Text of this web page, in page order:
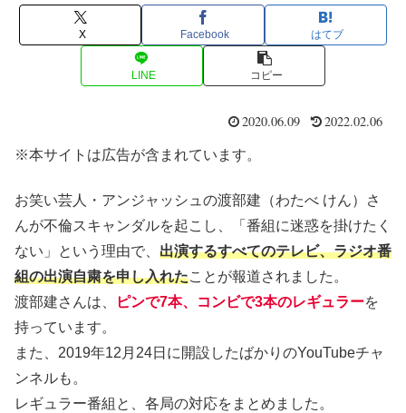
X Facebook はてブ
LINE コピー
2020.06.09 2022.02.06
※本サイトは広告が含まれています。
お笑い芸人・アンジャッシュの渡部建（わたべ けん）さ
んが不倫スキャンダルを起こし、「番組に迷惑を掛けたく
ない」という理由で、 出演するすべてのテレビ、ラジオ番
組の出演自粛を申し入れたことが報道されました。
渡部建さんは、
ピンで7本、コンビで3本のレギュラーを
持っています。
また、2019年12月24日に開設したばかりのYouTubeチャ
ンネルも。
レギュラー番組と、各局の対応をまとめました。